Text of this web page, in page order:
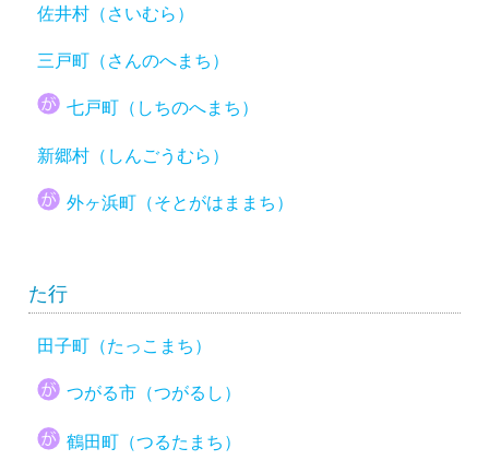
佐井村（さいむら）
三戸町（さんのへまち）
七戸町（しちのへまち）
新郷村（しんごうむら）
外ヶ浜町（そとがはままち）
た行
田子町（たっこまち）
つがる市（つがるし）
鶴田町（つるたまち）